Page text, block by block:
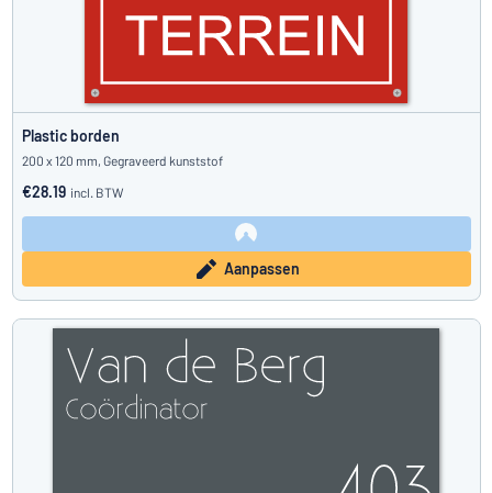
Plastic borden
200 x 120 mm, Gegraveerd kunststof
€28.19 incl. BTW
Aanpassen